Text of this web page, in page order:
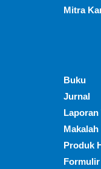
Mitra
Buku
Jurnal
Laporan
Makalah
Produk
Formulir